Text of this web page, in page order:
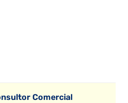
Comercial